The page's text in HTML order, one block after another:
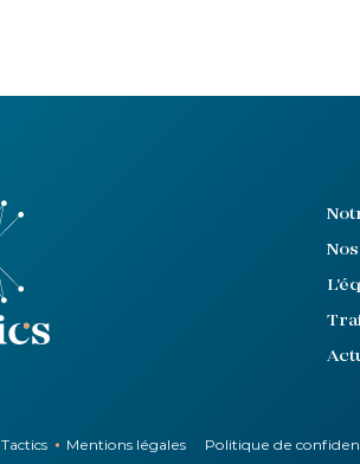
Tactics Mentions légales Politique de